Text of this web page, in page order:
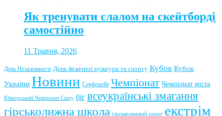
Як тренувати слалом на скейтборді
самостійно
11 Травня, 2026
День Незалежності День фізичної культури та спорту Кубок Кубок
України Новини Серфскейт Чемпіонат Чемпіонат міста
Юніорський Чемпіонат Світу біг всеукраїнські змагання
гірськолижна школа гірськолижний спорт екстрім